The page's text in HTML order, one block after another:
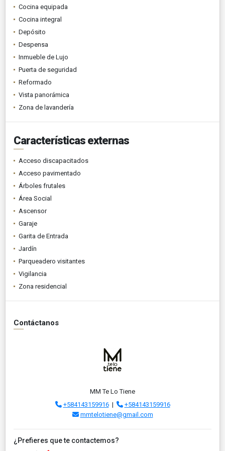
Cocina equipada
Cocina integral
Depósito
Despensa
Inmueble de Lujo
Puerta de seguridad
Reformado
Vista panorámica
Zona de lavandería
Características externas
Acceso discapacitados
Acceso pavimentado
Árboles frutales
Área Social
Ascensor
Garaje
Garita de Entrada
Jardín
Parqueadero visitantes
Vigilancia
Zona residencial
Contáctanos
MM Te Lo Tiene
+584143159916|
+584143159916
mmtelotiene@gmail.com
¿Prefieres que te contactemos?